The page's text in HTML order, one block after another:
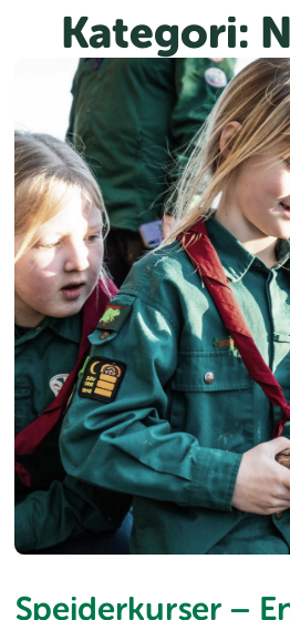
Kategori:
Spejderkurser –